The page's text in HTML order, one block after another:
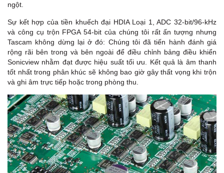
ngột.
Sự kết hợp của tiền khuếch đại HDIA Loại 1, ADC 32-bit/96-kHz
và công cụ trộn FPGA 54-bit của chúng tôi rất ấn tượng nhưng
Tascam không dừng lại ở đó: Chúng tôi đã tiến hành đánh giá
rộng rãi bên trong và bên ngoài để điều chỉnh bảng điều khiển
Sonicview nhằm đạt được hiệu suất tối ưu. Kết quả là âm thanh
tốt nhất trong phân khúc sẽ không bao giờ gây thất vọng khi trộn
và ghi âm trực tiếp hoặc trong phòng thu.